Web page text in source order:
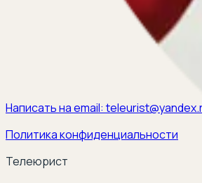
Написать на email:
Политика конфиденциальности
Телеюрист